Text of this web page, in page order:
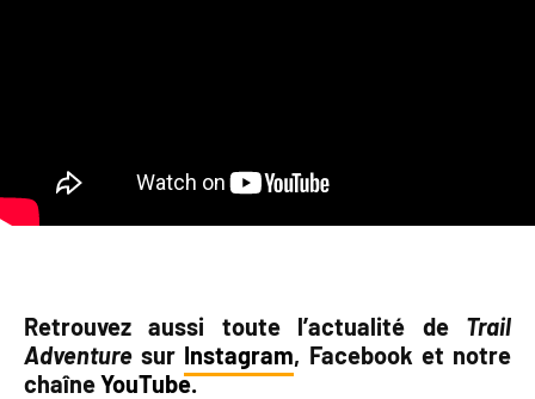
Retrouvez aussi toute l’actualité de Trail
Adventure sur Instagram, Facebook et notre
chaîneYouTube.